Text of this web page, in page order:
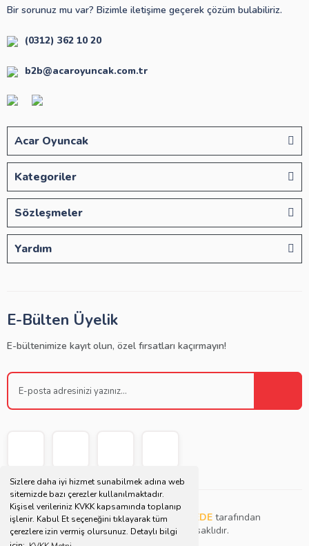
Sizlere daha iyi hizmet sunabilmek adına web
sitemizde bazı çerezler kullanılmaktadır.
Kişisel verileriniz KVKK kapsamında toplanıp
işlenir. Kabul Et seçeneğini tıklayarak tüm
çerezlere izin vermiş olursunuz. Detaylı bilgi
Bir sorunuz mu var? Bizimle iletişime geçerek çözüm bulabiliriz.
(0312) 362 10 20
b2b@acaroyuncak.com.tr
Acar Oyuncak
Kategoriler
Sözleşmeler
Yardım
E-Bülten Üyelik
E-bültenimize kayıt olun, özel fırsatları kaçırmayın!
Copyright © 2021 | Bu websitesiMüjdat DEDE tarafından
tasarlanmış ve düzenlenmiştir. Tüm hakları saklıdır.